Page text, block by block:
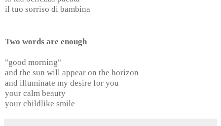
il tuo sorriso di bambina
Two words are enough
"good morning"
and the sun will appear on the horizon
and illuminate my desire for you
your calm beauty
your childlike smile